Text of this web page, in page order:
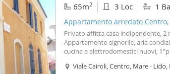
65m2 3 Loc 1
Appartamento arredato
Privato affitta casa indipendente, 2
Appartamento signorile, aria
cucina e elettrodomestici nuovi,
sottotetto usabile come ripostiglio.
Viale Cairoli, Centro, Mare - Lido,